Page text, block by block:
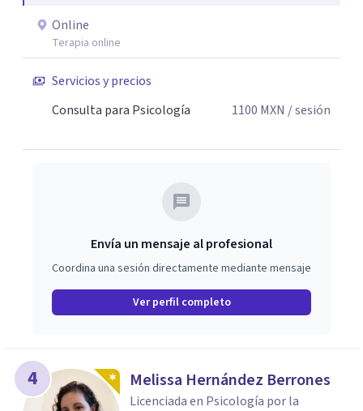
Online
Terapia online
Servicios y precios
Consulta para Psicología
1100 MXN / sesión
Envía un mensaje al profesional
Coordina una sesión directamente mediante mensaje
Ver perfil completo
4 Melissa Hernández Berrones
Licenciada en Psicología por la